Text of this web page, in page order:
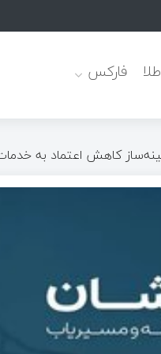
فارکس
کاهش اعتماد به